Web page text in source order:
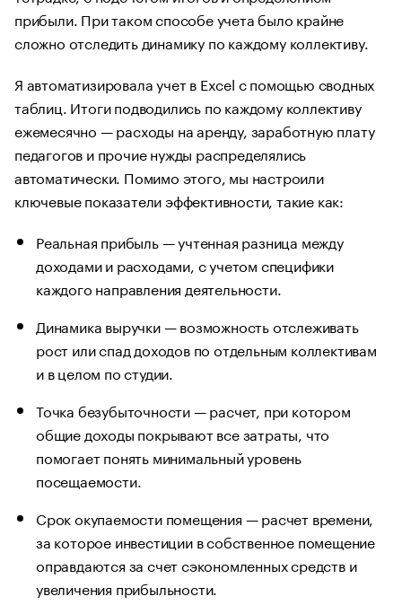
прибыли. При таком способе учета было крайне
сложно отследить динамику по каждому коллективу.
Я автоматизировала учет в Excel с помощью сводных
таблиц. Итоги подводились по каждому коллективу
ежемесячно — расходы на аренду, заработную плату
педагогов и прочие нужды распределялись
автоматически. Помимо этого, мы настроили
ключевые показатели эффективности, такие как:
Реальная прибыль — учтенная разница между
доходами и расходами, с учетом специфики
каждого направления деятельности.
Динамика выручки — возможность отслеживать
рост или спад доходов по отдельным коллективам
и в целом по студии.
Точка безубыточности — расчет, при котором
общие доходы покрывают все затраты, что
помогает понять минимальный уровень
посещаемости.
Срок окупаемости помещения — расчет времени,
за которое инвестиции в собственное помещение
оправдаются за счет сэкономленных средств и
увеличения прибыльности.